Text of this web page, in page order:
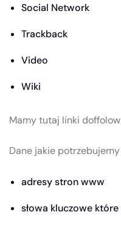
Social Network
Trackback
Video
Wiki
Mamy tutaj linki
Dane jakie
adresy stron www
słowa kluczowe